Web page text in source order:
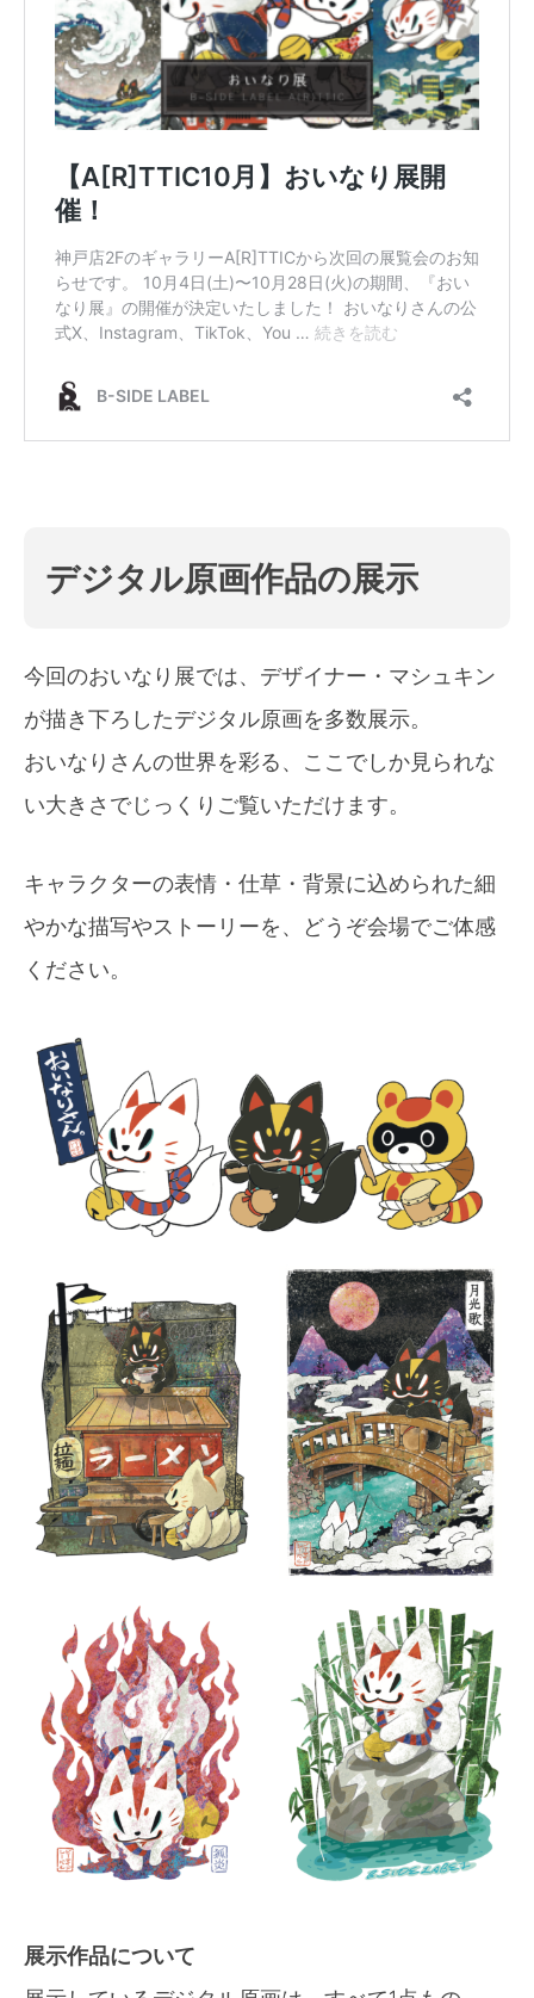
デジタル原画作品の展示
今回のおいなり展では、デザイナー・マシュキン
が描き下ろしたデジタル原画を多数展示。
おいなりさんの世界を彩る、ここでしか見られな
い大きさでじっくりご覧いただけます。
キャラクターの表情・仕草・背景に込められた細
やかな描写やストーリーを、どうぞ会場でご体感
ください。
展示作品について